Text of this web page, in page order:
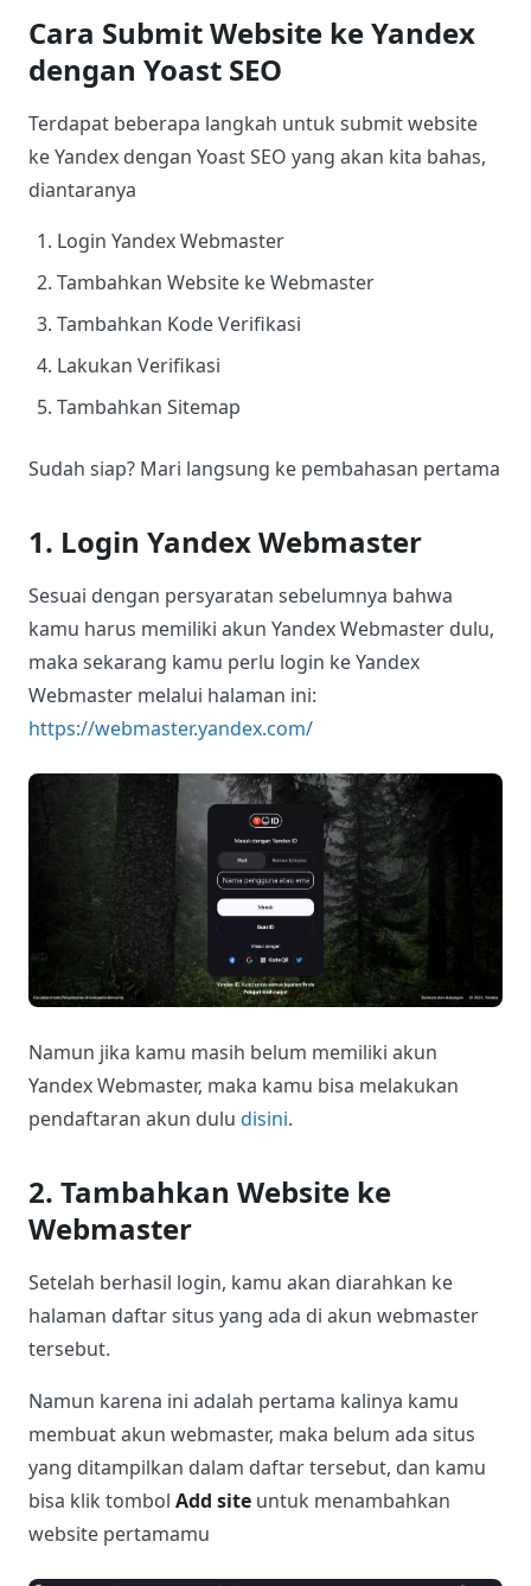
Cara Submit Website ke Yandex
dengan Yoast SEO
Terdapat beberapa langkah untuk submit website
ke Yandex dengan Yoast SEO yang akan kita bahas,
diantaranya
Login Yandex Webmaster
Tambahkan Website ke Webmaster
Tambahkan Kode Verifikasi
Lakukan Verifikasi
Tambahkan Sitemap
Sudah siap? Mari langsung ke pembahasan pertama
1. Login Yandex Webmaster
Sesuai dengan persyaratan sebelumnya bahwa
kamu harus memiliki akun Yandex Webmaster dulu,
maka sekarang kamu perlu login ke Yandex
Webmaster melalui halaman ini:
https://webmaster.yandex.com/
Namun jika kamu masih belum memiliki akun
Yandex Webmaster, maka kamu bisa melakukan
pendaftaran akun dulu disini.
2. Tambahkan Website ke
Webmaster
Setelah berhasil login, kamu akan diarahkan ke
halaman daftar situs yang ada di akun webmaster
tersebut.
Namun karena ini adalah pertama kalinya kamu
membuat akun webmaster, maka belum ada situs
yang ditampilkan dalam daftar tersebut, dan kamu
bisa klik tombol Add site untuk menambahkan
website pertamamu